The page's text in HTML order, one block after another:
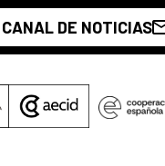
DE NOTICIAS